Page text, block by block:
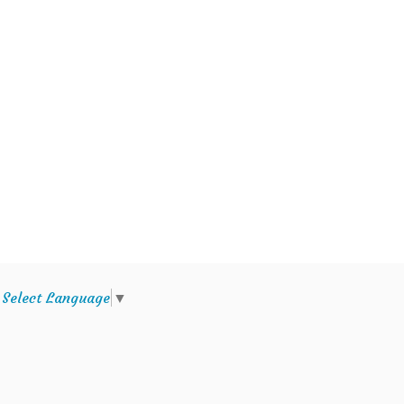
Select Language ▼